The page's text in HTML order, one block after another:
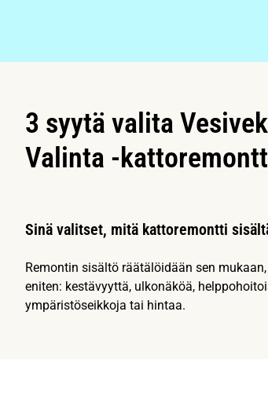
3 syytä valita
Valinta -
Sinä valitset, mitä kattoremontti
Remontin sisältö räätälöidään sen
eniten: kestävyyttä, ulkonäköä,
ympäristöseikkoja tai hintaa.